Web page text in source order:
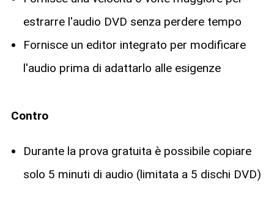
estrarre l'audio DVD senza perdere tempo
Fornisce un editor integrato per modificare
l'audio prima di adattarlo alle esigenze
Contro
Durante la prova gratuita è possibile copiare
solo 5 minuti di audio (limitata a 5 dischi DVD)